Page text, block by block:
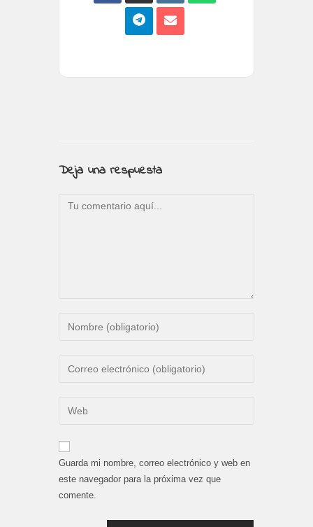
Deja una respuesta
Comentario
de
para
comentar
de
electrónico
para
comentar
URL
de
web
Guarda mi nombre, correo electrónico y web en
este navegador para la próxima vez que
comente.